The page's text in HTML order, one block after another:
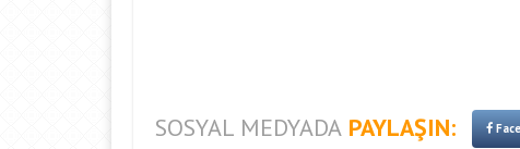
SOSYAL MEDYADA PAYLAŞIN: